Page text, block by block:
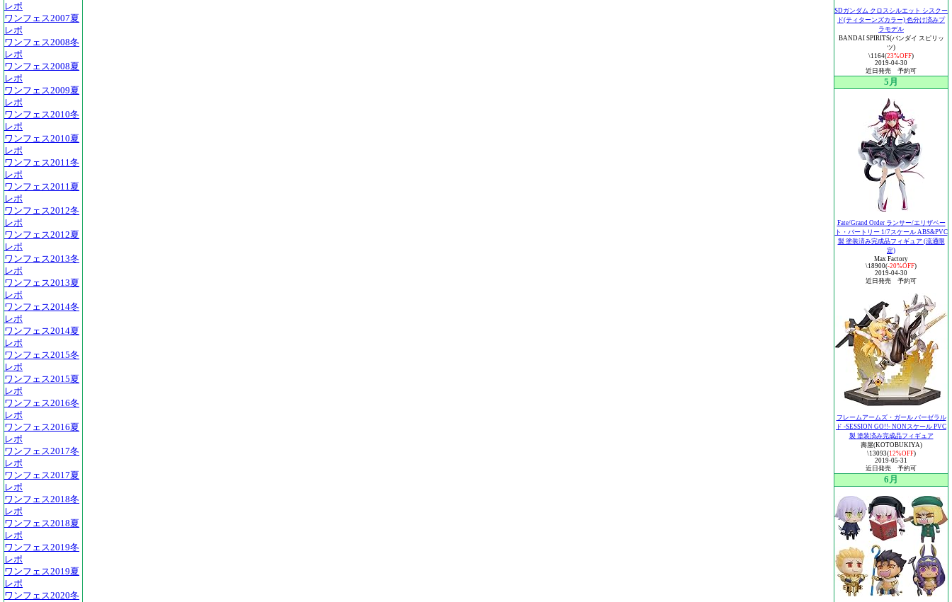
レポ
ワンフェス2007夏
レポ
ワンフェス2008冬
レポ
ワンフェス2008夏
レポ
ワンフェス2009夏
レポ
ワンフェス2010冬
レポ
ワンフェス2010夏
レポ
ワンフェス2011冬
レポ
ワンフェス2011夏
レポ
ワンフェス2012冬
レポ
ワンフェス2012夏
レポ
ワンフェス2013冬
レポ
ワンフェス2013夏
レポ
ワンフェス2014冬
レポ
ワンフェス2014夏
レポ
ワンフェス2015冬
レポ
ワンフェス2015夏
レポ
ワンフェス2016冬
レポ
ワンフェス2016夏
レポ
ワンフェス2017冬
レポ
ワンフェス2017夏
レポ
ワンフェス2018冬
レポ
ワンフェス2018夏
レポ
ワンフェス2019冬
レポ
ワンフェス2019夏
レポ
ワンフェス2020冬
SDガンダム クロスシルエット シスクー
ド(ティターンズカラー) 色分け済みプ
ラモデル
BANDAI SPIRITS(バンダイ スピリッ
ツ)
\1164(23%OFF)
2019-04-30
近日発売 予約可
5月
Fate/Grand Order ランサー/エリザベー
ト・バートリー 1/7スケール ABS&PVC
製 塗装済み完成品フィギュア (流通限
定)
Max Factory
\18900(-20%OFF)
2019-04-30
近日発売 予約可
フレームアームズ・ガール バーゼラル
ド -SESSION GO!!- NONスケール PVC
製 塗装済み完成品フィギュア
壽屋(KOTOBUKIYA)
\13093(12%OFF)
2019-05-31
近日発売 予約可
6月